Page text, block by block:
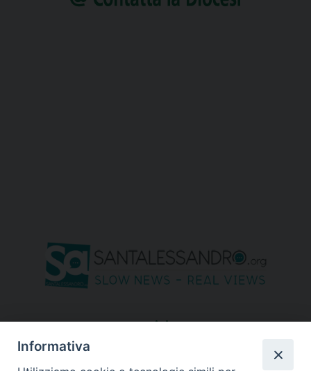
seguici su
Informativa